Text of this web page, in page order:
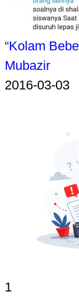
“Kolam
Mubazir
2016-03-03
1